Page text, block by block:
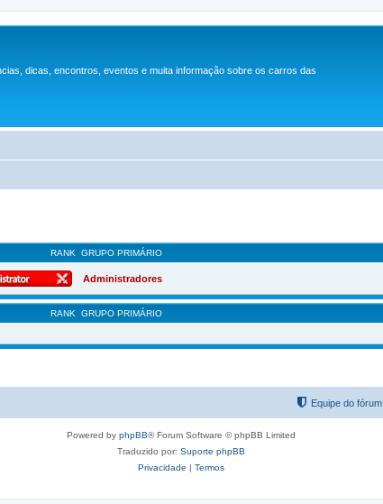
dicas, encontros, eventos e muita informação sobre os carros das
RANK GRUPO PRIMÁRIO
Administradores
RANK GRUPO PRIMÁRIO
Equipe do fórum
Powered by phpBB® Forum Software © phpBB Limited
Traduzido por: Suporte phpBB
Privacidade | Termos